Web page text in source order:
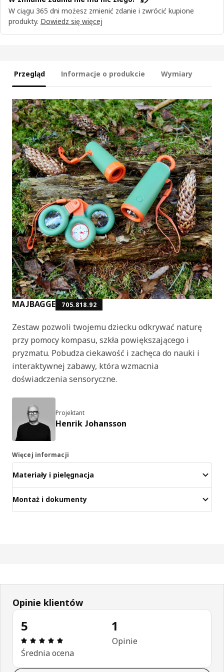
W ciągu 365 dni możesz zmienić zdanie i zwrócić kupione
produkty. Dowiedz się więcej
Przegląd Informacje o produkcie Wymiary
MAJBAGGE 705.818.92
Zestaw pozwoli twojemu dziecku odkrywać naturę
przy pomocy kompasu, szkła powiększającego i
pryzmatu. Pobudza ciekawość i zachęca do nauki i
interaktywnej zabawy, która wzmacnia
doświadczenia sensoryczne.
Projektant
Henrik Johansson
Więcej informacji
Materiały i pielęgnacja
Montaż i dokumenty
Opinie klientów
5
Opinia: 5 na 5 gwiazdki. Recenzje ogółem: 1
Średnia ocena
1
Opinie